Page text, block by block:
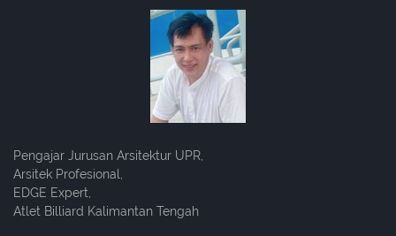
Pengajar Jurusan Arsitektur UPR,
Arsitek Profesional,
EDGE Expert,
Atlet Billiard Kalimantan Tengah